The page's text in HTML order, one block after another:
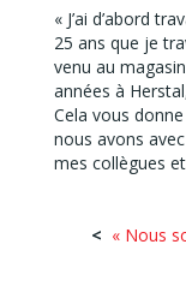
« J’ai d’abord
25 ans que je
venu au
années à
Cela vous
nous avons
mes collègues
« Nous